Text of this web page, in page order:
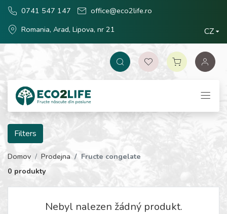
0741 547 147
office@eco2life.ro
Romania, Arad, Lipova, nr 21
CZ
Filters
Domov Prodejna
Fructe congelate
0 produkty
Nebyl nalezen žádný produkt.